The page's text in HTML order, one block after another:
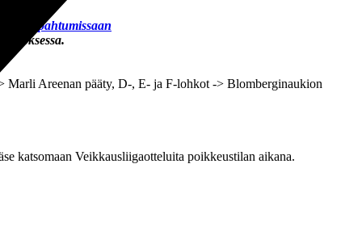
Marli Areenan pääty, D-, E- ja F-lohkot -> Blomberginaukion
katsomaan Veikkausliigaotteluita poikkeustilan aikana.